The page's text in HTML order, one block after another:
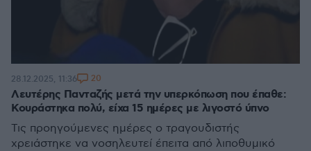
Λευτέρης Πανταζής μετά την υπερκόπωση που έπαθε:
Κουράστηκα πολύ, είχα 15 ημέρες με λιγοστό ύπνο
Τις προηγούμενες ημέρες ο τραγουδιστής
χρειάστηκε να νοσηλευτεί έπειτα από λιποθυμικό
28.12.2025, 11:36 20